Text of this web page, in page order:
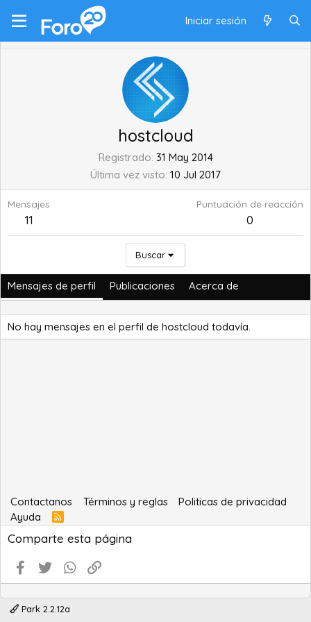
Iniciar sesión
hostcloud
Registrado 31 May 2014
Última vez visto 10 Jul 2017
Mensajes
11
Puntuación de reacción
0
Buscar
Mensajes de perfil Publicaciones Acerca de
No hay mensajes en el perfil de hostcloud todavía.
Contactanos Términos y reglas
Politicas de privacidad
Ayuda
R
S
S
Comparte esta página
Facebook
Twitter WhatsApp
Park 2.2.12a